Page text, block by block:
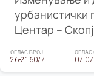
урбанистички
Центар –
ОГЛАС БРОЈ
26-2160/7
ОГЛАС